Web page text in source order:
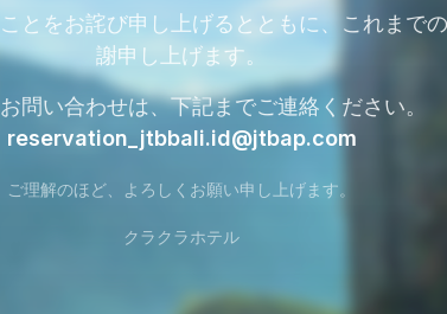
とをお詫び申し上げるとともに、これまで
謝申し上げます。
問い合わせは、下記までご連絡ください。
reservation_jtbbali.id@jtbap.com
ご理解のほど、よろしくお願い申し上げます。
クラクラホテル